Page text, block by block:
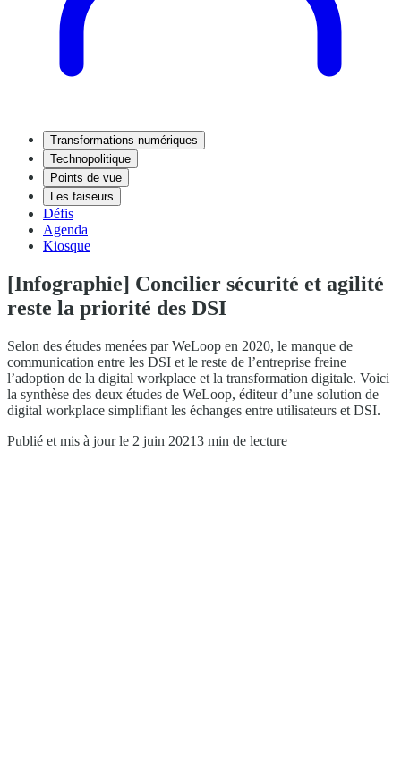
Transformations numériques
Technopolitique
Points de vue
Les faiseurs
Défis
Agenda
Kiosque
[Infographie] Concilier sécurité et agilité
reste la priorité des DSI
Selon des études menées par WeLoop en 2020, le manque de
communication entre les DSI et le reste de l’entreprise freine
l’adoption de la digital workplace et la transformation digitale. Voici
la synthèse des deux études de WeLoop, éditeur d’une solution de
digital workplace simplifiant les échanges entre utilisateurs et DSI.
Publié et mis à jour le 2 juin 20213 min de lecture